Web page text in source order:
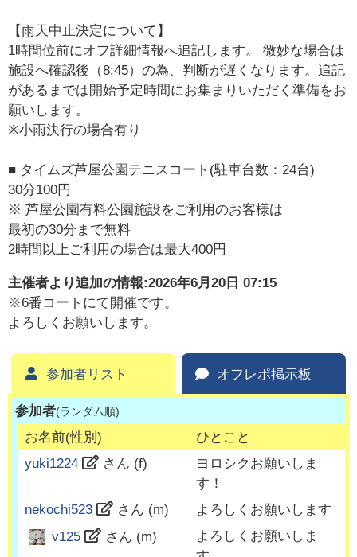
【雨天中止決定について】
1時間位前にオフ詳細情報へ追記します。 微妙な場合は
施設へ確認後（8:45）の為、判断が遅くなります。追記
があるまでは開始予定時間にお集まりいただく準備をお
願いします。
※小雨決行の場合有り
■ タイムズ芦屋公園テニスコート(駐車台数：24台)
30分100円
※ 芦屋公園有料公園施設をご利用のお客様は
最初の30分まで無料
2時間以上ご利用の場合は最大400円
主催者より追加の情報:2026年6月20日 07:15
※6番コートにて開催です。
よろしくお願いします。
参加者リスト オフレポ掲示板
参加者(ランダム順)
お名前(性別)
ひとこと
yuki1224
さん (f)
ヨロシクお願いしま
す！
nekochi523
さん (m)
よろしくお願いします
v125
さん (m)
よろしくお願いしま